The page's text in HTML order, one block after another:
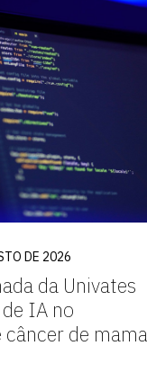
DE 2026
da Univates
IA no
de mama